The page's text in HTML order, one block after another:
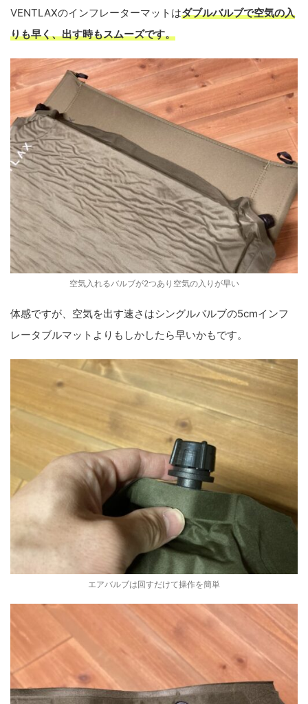
VENTLAXのインフレーターマットはダブルバルブで空気の入
りも早く、出す時もスムーズです。
空気入れるバルブが2つあり空気の入りが早い
体感ですが、空気を出す速さはシングルバルブの5cmインフ
レータブルマットよりもしかしたら早いかもです。
エアバルブは回すだけて操作を簡単